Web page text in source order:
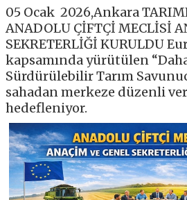
05 Ocak 2026,Ankara
ANADOLU ÇİFTÇİ MECLİSİ
SEKRETERLİĞİ KURULDU
kapsamında yürütülen
Sürdürülebilir Tarım
sahadan merkeze düzenli
hedefleniyor.